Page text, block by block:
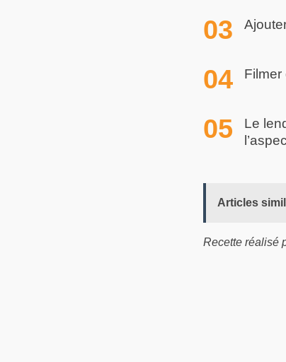
Filmer
Le
Articles
Recette réalisé